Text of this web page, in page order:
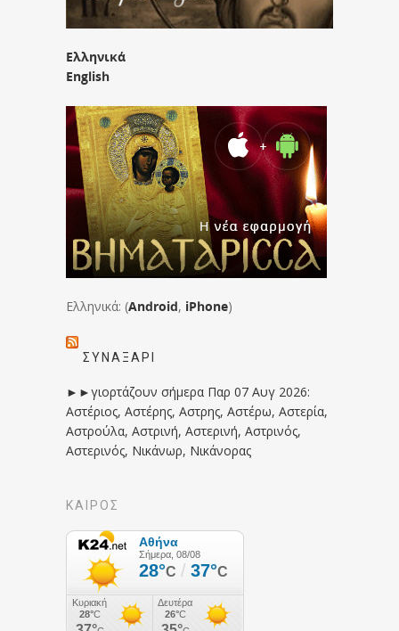
Ελληνικά
English
Ελληνικά: (Android, iPhone)
ΣΥΝΑΞΆΡΙ
►►γιορτάζουν σήμερα Παρ 07 Αυγ 2026:
Αστέριος, Αστέρης, Αστρης, Αστέρω, Αστερία,
Αστρούλα, Αστρινή, Αστερινή, Αστρινός,
Αστερινός, Νικάνωρ, Νικάνορας
ΚΑΙΡΟΣ